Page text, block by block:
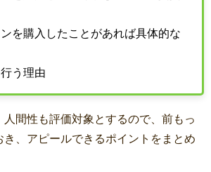
を購入したことがあれば具体的な
う理由
間性も評価対象とするので、前もっ
、アピールできるポイントをまとめ